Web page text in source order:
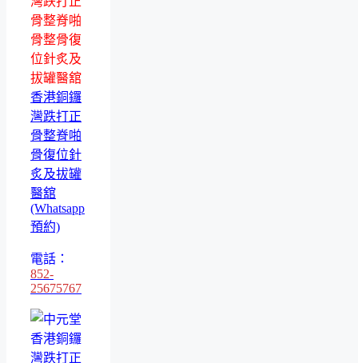
骨整脊啪
骨整骨復
位針炙及
拔罐醫舘
香港銅鑼
灣跌打正
骨整脊啪
骨復位針
炙及拔罐
醫舘
(Whatsapp
預約)
電話：
852-
25675767